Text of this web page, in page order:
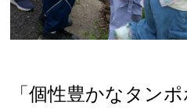
「個性豊かなタンポ